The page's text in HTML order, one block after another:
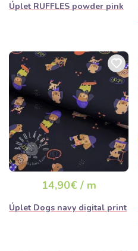
Úplet RUFFLES powder pink
14,90€ / m
Úplet Dogs navy digital print